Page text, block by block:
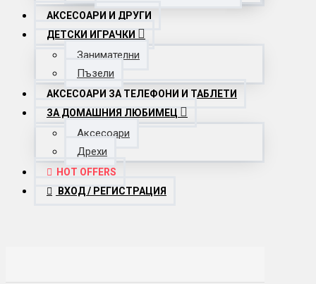
АКСЕСОАРИ И ДРУГИ
ДЕТСКИ ИГРАЧКИ
Занимателни
Пъзели
АКСЕСОАРИ ЗА ТЕЛЕФОНИ И ТАБЛЕТИ
ЗА ДОМАШНИЯ ЛЮБИМЕЦ
Аксесоари
Дрехи
HOT OFFERS
ВХОД / РЕГИСТРАЦИЯ